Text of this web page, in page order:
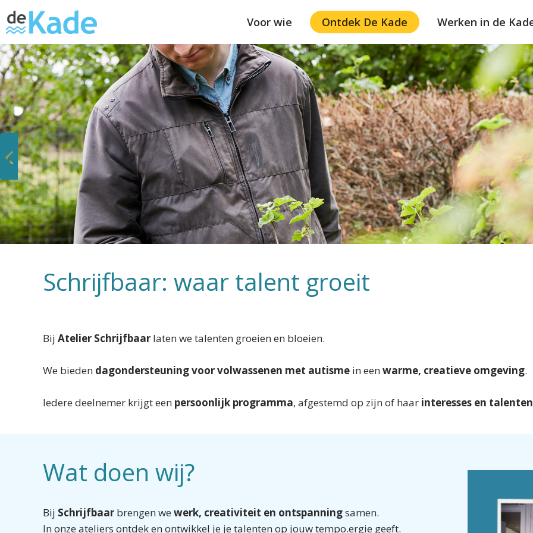
Voor wie Ontdek De Kade Werken in de
Vorige
Schrijfbaar: waar talent groeit
Bij Atelier Schrijfbaar laten we talenten groeien en bloeien.
We bieden dagondersteuning voor volwassenen met autisme in eenwarme, creatieve omgeving.
Iedere deelnemer krijgt een persoonlijk programma, afgestemd op zijn of haar interesses en talenten
Wat doen wij?
Bij Schrijfbaar brengen we werk, creativiteit en ontspanningsamen.
In onze ateliers ontdek en ontwikkel je je talenten op jouw tempo.ergie geeft.